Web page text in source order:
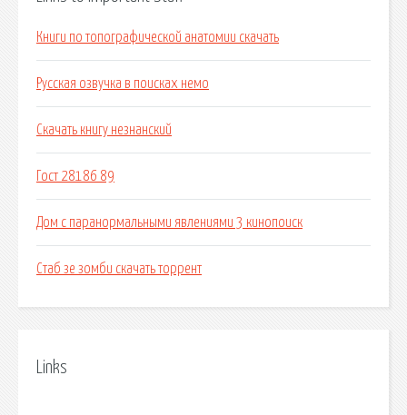
Книги по топографической анатомии скачать
Русская озвучка в поисках немо
Скачать книгу незнанский
Гост 28186 89
Дом с паранормальными явлениями 3 кинопоиск
Стаб зе зомби скачать торрент
Links